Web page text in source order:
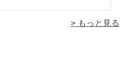
> もっと見る